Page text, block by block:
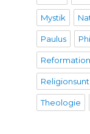
Mystik
Paulus
Reformation
Theologie